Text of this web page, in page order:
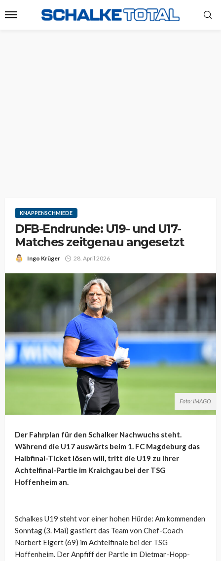
KNAPPENSCHMIEDE
DFB-Endrunde: U19- und U17-
Matches zeitgenau angesetzt
Ingo Krüger 28. April 2026
Foto: IMAGO
Der Fahrplan für den Schalker Nachwuchs steht.
Während die U17 auswärts beim 1. FC Magdeburg das
Halbfinal-Ticket lösen will, tritt die U19 zu ihrer
Achtelfinal-Partie im Kraichgau bei der TSG
Hoffenheim an.
Schalkes U19 steht vor einer hohen Hürde: Am kommenden
Sonntag (3. Mai) gastiert das Team von Chef-Coach
Norbert Elgert (69) im Achtelfinale bei der TSG
Hoffenheim. Der Anpfiff der Partie im Dietmar-Hopp-